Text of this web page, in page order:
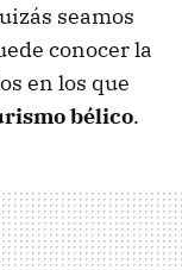
seamos
conocer la
en los que
bélico.